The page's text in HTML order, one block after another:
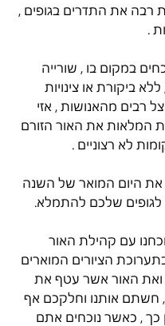
רבה את התדרים בגופים ,
.
במקום בו , שורייה
ביקורת או צינויות
רבים מהאנושות , אזי
המלאות את האור הזורם
לא רצוניים .
את היום המואר של השנה
לגופים שלכם להתמלא.
עם קהילת האור
הציורים המוארים
ואת האור אשר עטף את
חשתם אותנו וחלקכם אף
כך , כאשר נוכחים אתם